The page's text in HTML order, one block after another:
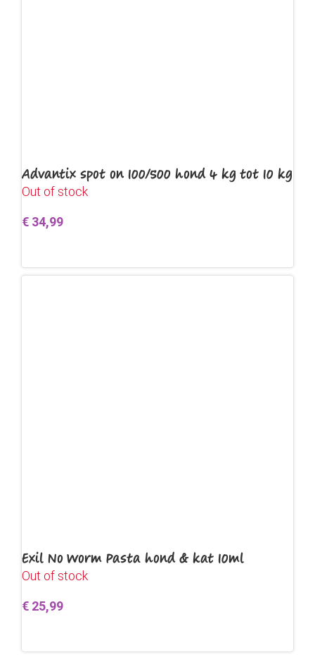
Advantix spot on 100/500 hond 4 kg tot 10 kg
Out of stock
€ 34,99
Exil No Worm Pasta hond & kat 10ml
Out of stock
€ 25,99